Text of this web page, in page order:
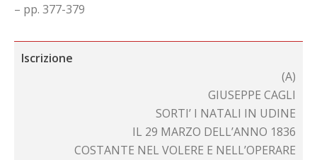
– pp. 377-379
Iscrizione
(A)
GIUSEPPE CAGLI
SORTI’ I NATALI IN UDINE
IL 29 MARZO DELL’ANNO 1836
COSTANTE NEL VOLERE E NELL’OPERARE